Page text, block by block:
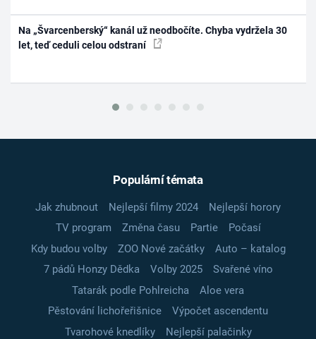
Na „Švarcenberský“ kanál už neodbočíte. Chyba vydržela 30
let, teď ceduli celou odstraní
Populární témata
Jak zhubnout Nejlepší filmy 2024
Nejlepší horory
TV program
Změna času Partie
Počasí
Kdy budou volby
ZOO Nové začátky
Auto – katalog
7 pádů Honzy Dědka
Volby 2025
Svařené víno
Tatarák podle Pohlreicha
Aloe vera
Pěstování lichořeřišnice
Výpočet ascendentu
Tvarohové knedlíky
Nejlepší palačinky